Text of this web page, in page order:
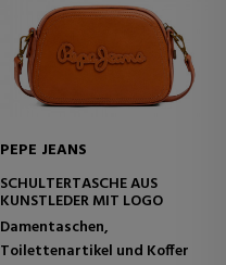
PEPE JEANS
SCHULTERTASCHE AUS
KUNSTLEDER MIT LOGO
Damentaschen,
Toilettenartikel und Koffer